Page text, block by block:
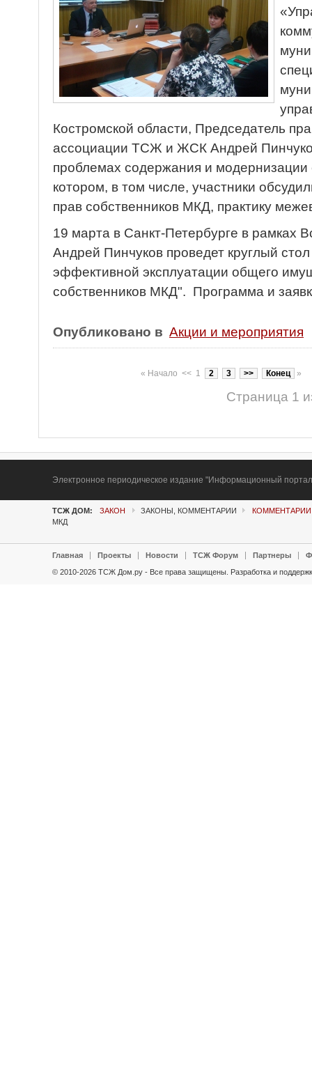
Костромской области, Председатель
ассоциации ТСЖ и ЖСК Андрей
проблемах содержания и
котором, в том числе, участники
прав собственников МКД, практику
19 марта в Санкт-Петербурге в рамках
Андрей Пинчуков проведет круглый
эффективной эксплуатации общего
собственников МКД". Программа и
Опубликовано в Акции и мероприятия
« Начало << 1 2 3 >> Конец »
Страница 1
Электронное периодическое издание "Информационный
ТСЖ ДОМ: ЗАКОН ЗАКОНЫ, КОММЕНТАРИИ
МКД
Главная Проекты Новости ТСЖ Форум Партнеры
© 2010-2026 ТСЖ Дом.ру - Все права защищены. Разработка и